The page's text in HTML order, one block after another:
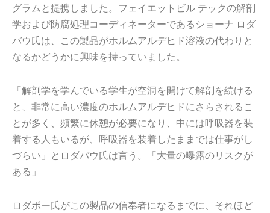
グラムと提携しました。フェイエットビル テックの解剖
学および防腐処理コーディネーターであるショーナ ロダ
バウ氏は、この製品がホルムアルデヒド溶液の代わりと
なるかどうかに興味を持っていました。
「解剖学を学んでいる学生が空洞を開けて解剖を続ける
と、非常に高い濃度のホルムアルデヒドにさらされるこ
とが多く、頻繁に休憩が必要になり、中には呼吸器を装
着する人もいるが、呼吸器を装着したままでは仕事がし
づらい」とロダバウ氏は言う。「大量の曝露のリスクが
ある」
ロダボー氏がこの製品の信奉者になるまでに、それほど